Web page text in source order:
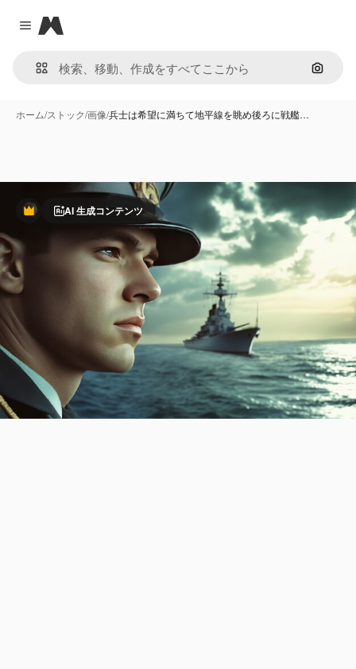
Close menu
Magnific
画像で
ホーム/ストック/画像/兵士は希望に満ちて地平線を眺め後ろに戦艦…
PremiumAI 生成コンテンツ